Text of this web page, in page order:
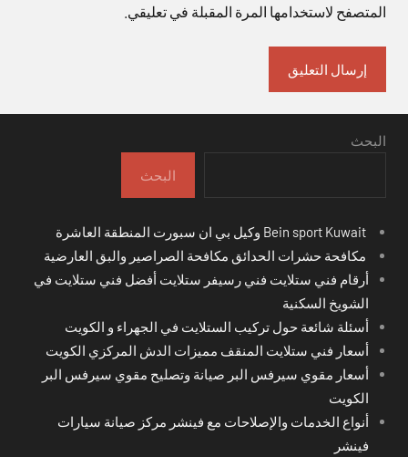
المتصفح لاستخدامها المرة المقبلة في تعليقي.
البحث
البحث
مكافحة حشرات الحدائق مكافحة الصراصير والبق العارضية
أرقام فني ستلايت فني رسيفر ستلايت أفضل فني ستلايت في
الشويخ السكنية
أسئلة شائعة حول تركيب الستلايت في الجهراء و الكويت
أسعار فني ستلايت المنقف مميزات الدش المركزي الكويت
أسعار مقوي سيرفس البر صيانة وتصليح مقوي سيرفس البر
الكويت
أنواع الخدمات والإصلاحات مع فينشر مركز صيانة سيارات
فينشر